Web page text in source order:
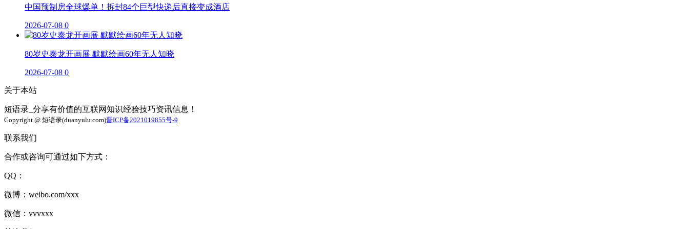
中国预制房全球爆单！拆封84个巨型快递后直接变成酒店
2026-07-08 0
80岁史泰龙开画展 默默绘画60年无人知晓
2026-07-08 0
关于本站
短语录_分享有价值的互联网知识经验技巧资讯信息！
Copyright @ 短语录(duanyulu.com)晋ICP备2021019855号-9
联系我们
合作或咨询可通过如下方式：
QQ：
微博：weibo.com/xxx
微信：vvvxxx